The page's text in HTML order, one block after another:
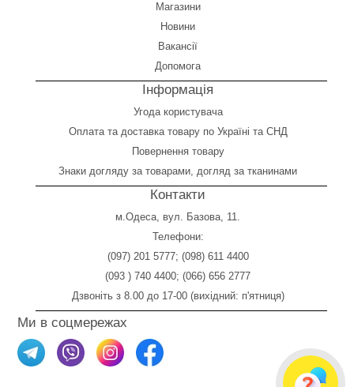
Магазини
Новини
Вакансії
Допомога
Інформація
Угода користувача
Оплата та доставка товару по Україні та СНД
Повернення товару
Знаки догляду за товарами, догляд за тканинами
Контакти
м.Одеса, вул. Базова, 11.
Телефони:
(097) 201 5777; (098) 611 4400
(093 ) 740 4400; (066) 656 2777
Дзвоніть з 8.00 до 17-00 (вихідний: п'ятниця)
Ми в соцмережах